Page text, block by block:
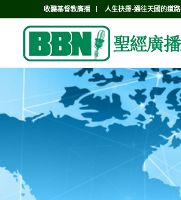
收聽基督教廣播 人生抉擇-通往天國的道路